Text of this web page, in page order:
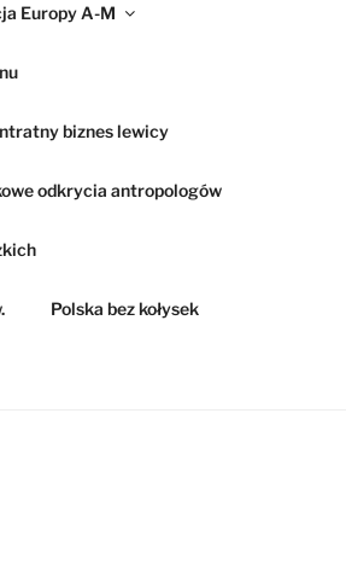
Europy A-M
biznes lewicy
odkrycia antropologów
Polska bez kołysek